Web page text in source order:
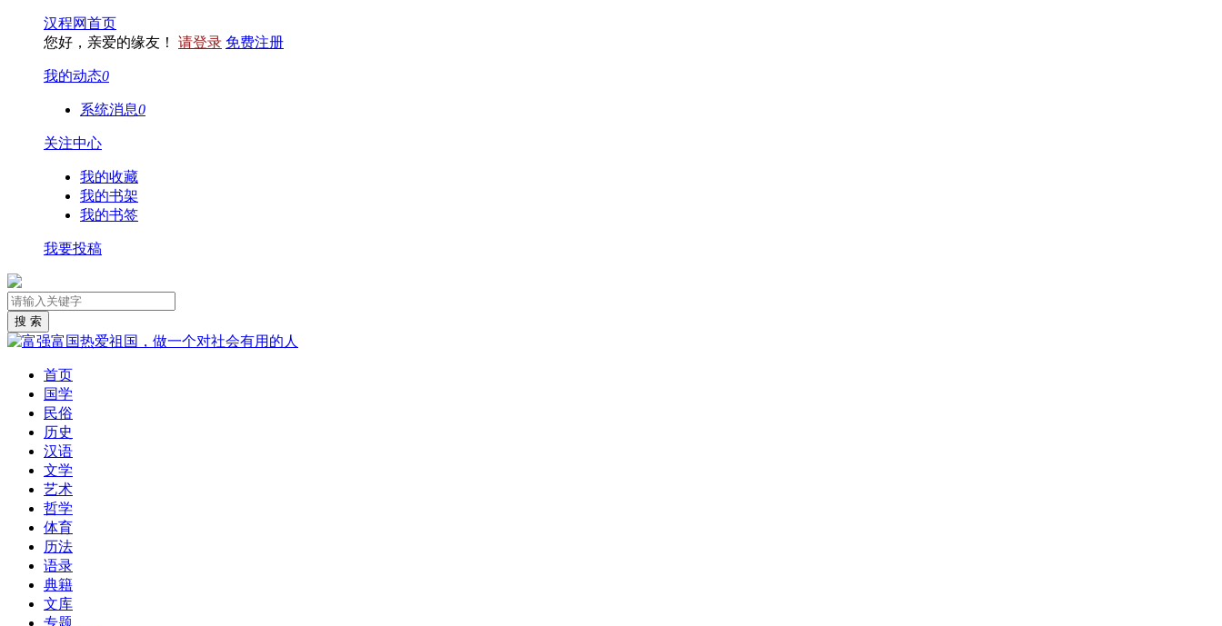
汉程网首页
您好，亲爱的缘友！ 请登录 免费注册
我的动态0
系统消息0
关注中心
我的收藏
我的书架
我的书签
我要投稿
首页
国学
民俗
历史
汉语
文学
艺术
哲学
体育
历法
语录
典籍
文库
专题